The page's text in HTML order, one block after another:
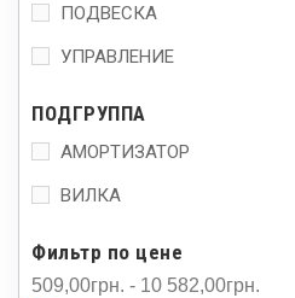
ПОДВЕСКА
УПРАВЛЕНИЕ
ПОДГРУППА
АМОРТИЗАТОР
ВИЛКА
Фильтр по цене
509,00грн. - 10 582,00грн.